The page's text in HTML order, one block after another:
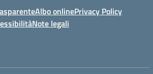
Albo onlinePrivacy Policy
Note legali